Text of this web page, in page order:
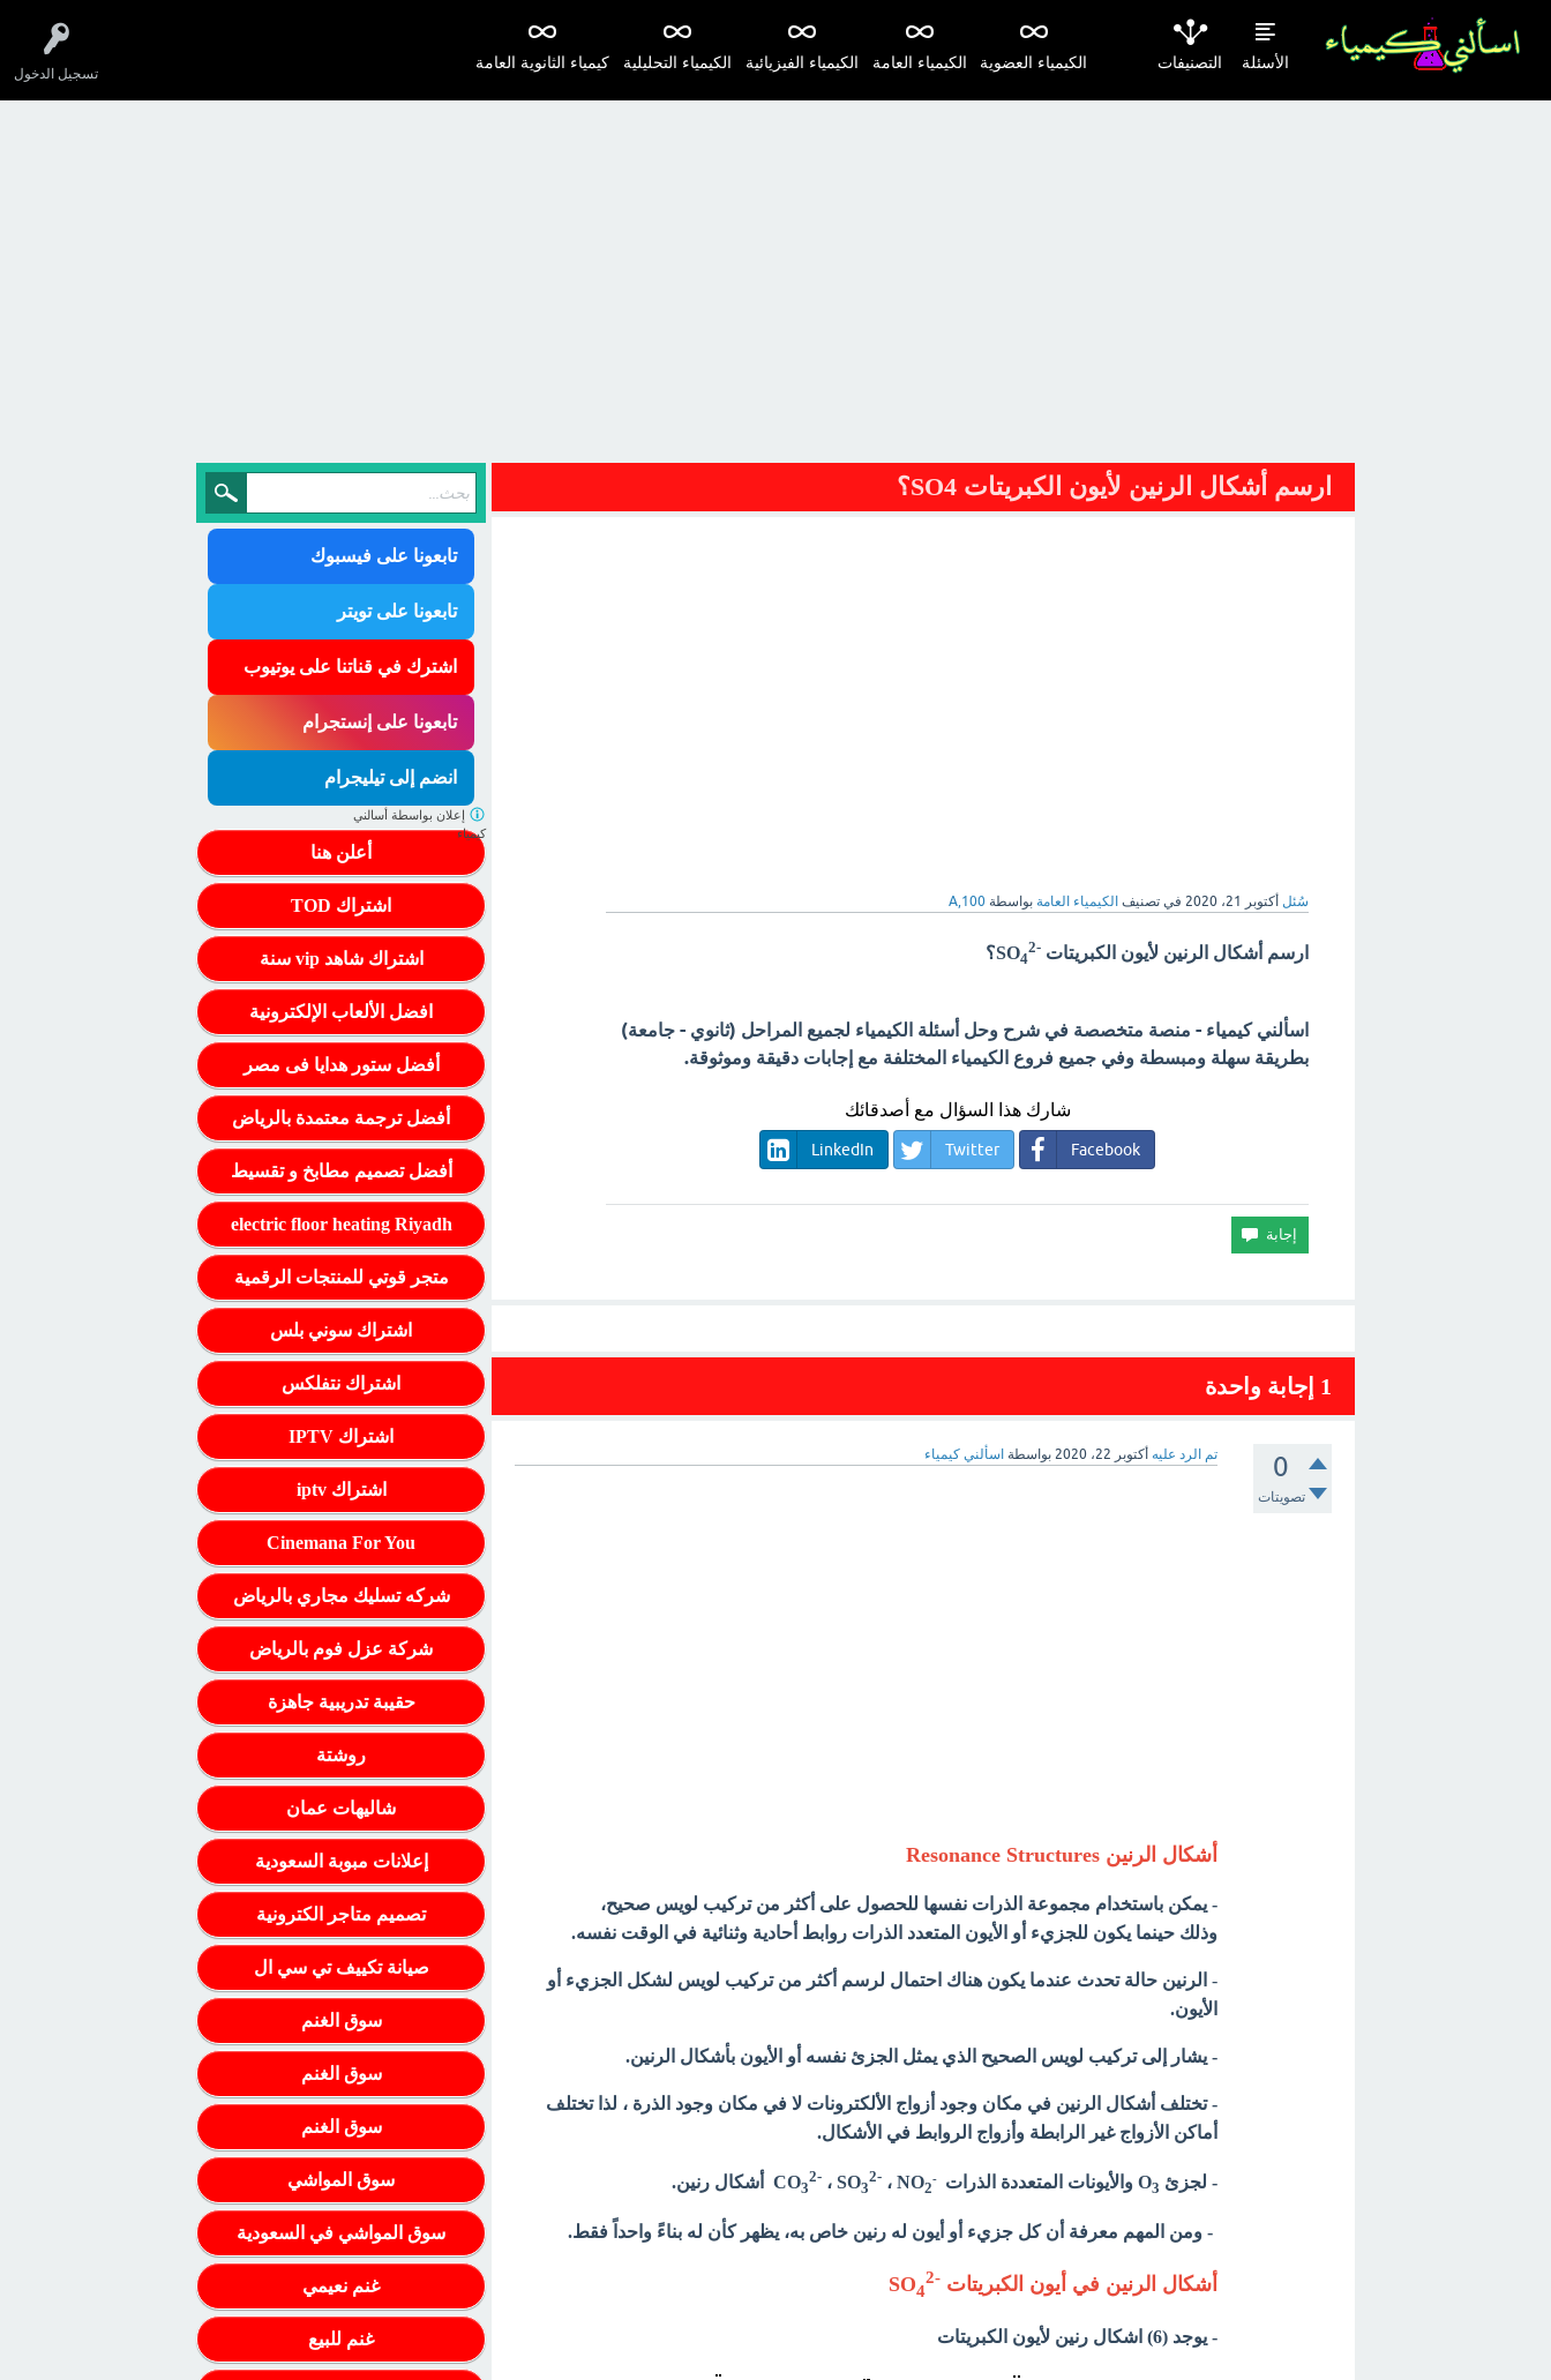
تسجيل الدخول
الأسئلة التصنيفات كيمياء الثانوية العامة الكيمياء التحليلية الكيمياء الفيزيائية الكيمياء العامة الكيمياء العضوية
ارسم أشكال الرنين لأيون الكبريتات SO4؟
سُئل أكتوبر 21، 2020 في تصنيف الكيمياء العامة بواسطة A,100
ارسم أشكال الرنين لأيون الكبريتات -
SO4
2 ؟
اسألني كيمياء - منصة متخصصة في شرح وحل أسئلة الكيمياء لجميع المراحل (ثانوي - جامعة)
بطريقة سهلة ومبسطة وفي جميع فروع الكيمياء المختلفة مع إجابات دقيقة وموثوقة.
شارك هذا السؤال مع أصدقائك
Facebook
Twitter
LinkedIn
1 إجابة واحدة
0
تصويتات
تم الرد عليه أكتوبر 22، 2020 بواسطةاسألني كيمياء
أشكال الرنين Resonance Structures
- يمكن باستخدام مجموعة الذرات نفسها للحصول على أكثر من تركيب لويس صحيح،
وذلك حينما يكون للجزيء أو الأيون المتعدد الذرات روابط أحادية وثنائية في الوقت نفسه.
- الرنين حالة تحدث عندما يكون هناك احتمال لرسم أكثر من تركيب لويس لشكل الجزيء أو
الأيون.
- يشار إلى تركيب لويس الصحيح الذي يمثل الجزئ نفسه أو الأيون بأشكال الرنين.
- تختلف أشكال الرنين في مكان وجود أزواج الألكترونات لا في مكان وجود الذرة ، لذا تختلف
أماكن الأزواج غير الرابطة وأزواج الروابط في الأشكال.
- لجزئ O 3 والأيونات المتعددة الذرات -
CO3
2-، SO3
2-، NO2 أشكال رنين.
- ومن المهم معرفة أن كل جزيء أو أيون له رنين خاص به، يظهر كأن له بناءً واحداً فقط.
أشكال الرنين في أيون الكبريتات-
SO4
2
- يوجد (6) اشكال رنين لأيون الكبريتات
تابعونا على فيسبوك
تابعونا على تويتر
اشترك في قناتنا على يوتيوب
تابعونا على إنستجرام
انضم إلى تيليجرام
أعلن هنا
اشتراك TOD
اشتراك شاهد vip سنة
افضل الألعاب الإلكترونية
أفضل ستور هدايا فى مصر
أفضل ترجمة معتمدة بالرياض
أفضل تصميم مطابخ و تقسيط
electric floor heating Riyadh
متجر قوتي للمنتجات الرقمية
اشتراك سوني بلس
اشتراك نتفلكس
اشتراك IPTV
اشتراك iptv
Cinemana For You
شركه تسليك مجاري بالرياض
شركة عزل فوم بالرياض
حقيبة تدريبية جاهزة
روشتة
شاليهات عمان
إعلانات مبوبة السعودية
تصميم متاجر الكترونية
صيانة تكييف تي سي ال
سوق الغنم
سوق الغنم
سوق الغنم
سوق المواشي
سوق المواشي في السعودية
غنم نعيمي
غنم للبيع
إعلان بواسطة أسالني
كيمياء